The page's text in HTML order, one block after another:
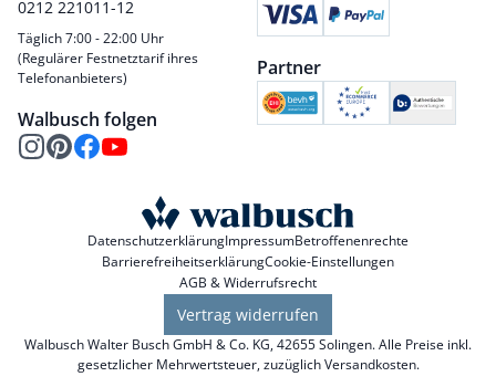
0212 221011-12
Täglich 7:00 - 22:00 Uhr
(Regulärer Festnetztarif ihres
Telefonanbieters)
Walbusch folgen
Partner
DatenschutzerklärungImpressumBetroffenenrechte
BarrierefreiheitserklärungCookie-Einstellungen
AGB & Widerrufsrecht
Vertrag widerrufen
Walbusch Walter Busch GmbH & Co. KG, 42655 Solingen. Alle Preise inkl.
gesetzlicher Mehrwertsteuer, zuzüglichVersandkosten.